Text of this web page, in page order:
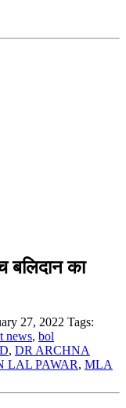
बलिदान का
27, 2022 Tags:
news, bol
, DR ARCHNA
LAL PAWAR, MLA